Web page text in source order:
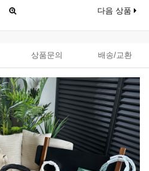
다음 상품
상품문의 배송/교환